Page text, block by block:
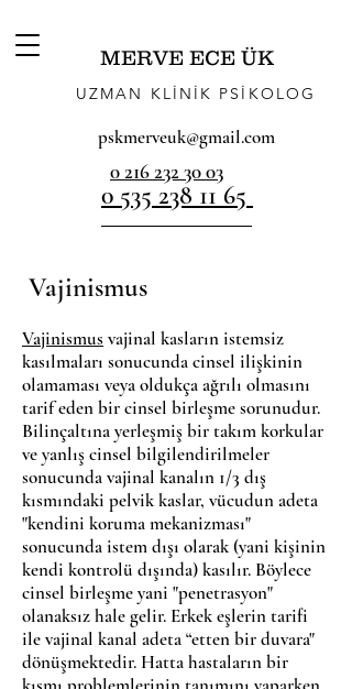
0 535 238 11 65
MERVE ECE ÜK
UZMAN KLİNİK PSİKOLOG
0 216 232 30 03
pskmerveuk@gmail.com
Vajinismus
Vajinismus vajinal kasların istemsiz
kasılmaları sonucunda cinsel ilişkinin
olamaması veya oldukça ağrılı olmasını
tarif eden bir cinsel birleşme sorunudur.
Bilinçaltına yerleşmiş bir takım korkular
ve yanlış cinsel bilgilendirilmeler
sonucunda vajinal kanalın 1/3 dış
kısmındaki pelvik kaslar, vücudun adeta
"kendini koruma mekanizması"
sonucunda istem dışı olarak (yani kişinin
kendi kontrolü dışında) kasılır. Böylece
cinsel birleşme yani "penetrasyon"
olanaksız hale gelir. Erkek eşlerin tarifi
ile vajinal kanal adeta “etten bir duvara"
dönüşmektedir. Hatta hastaların bir